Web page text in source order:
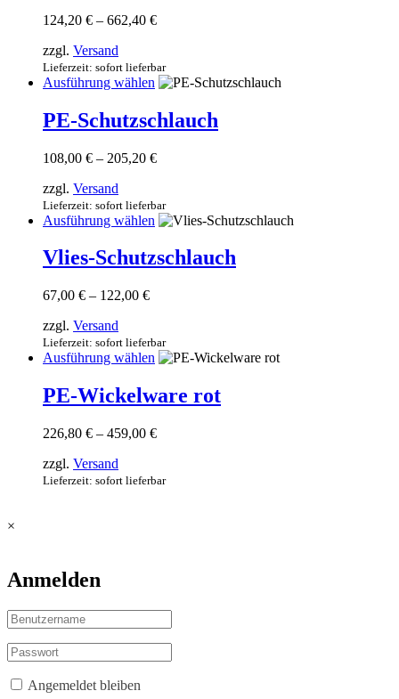
können
auf
Produktseite
gewählt
124,20 € – 662,40 €Preisspanne:
662,40 €
zzgl. Versand
Lieferzeit: sofort lieferbar
Ausführung wählen Dieses
weist
mehrere
können
auf
Produktseite
PE-Schutzschlauch
108,00 € – 205,20 €Preisspanne:
205,20 €
zzgl. Versand
Lieferzeit: sofort lieferbar
Ausführung wählen Dieses
weist
mehrere
können
auf
Produktseite
Vlies-Schutzschlauch
67,00 € – 122,00 €Preisspanne:
122,00 €
zzgl. Versand
Lieferzeit: sofort lieferbar
Ausführung wählen Dieses
mehrere
können
PE-Wickelware rot
226,80 € – 459,00 €Preisspanne:
459,00 €
zzgl. Versand
Lieferzeit: sofort lieferbar
×
Anmelden
Angemeldet bleiben